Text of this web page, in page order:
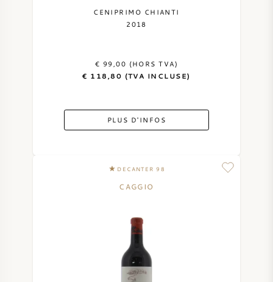
CENIPRIMO CHIANTI
2018
€ 99,00 (HORS TVA)
€ 118,80 (TVA INCLUSE)
PLUS D'INFOS
DECANTER 98
CAGGIO